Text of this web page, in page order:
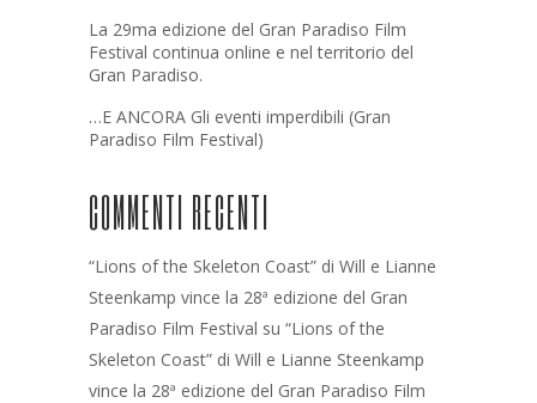
La 29ma edizione del Gran Paradiso Film
Festival continua online e nel territorio del
Gran Paradiso.
…E ANCORA Gli eventi imperdibili (Gran
Paradiso Film Festival)
COMMENTI RECENTI
“Lions of the Skeleton Coast” di Will e Lianne
Steenkamp vince la 28ª edizione del Gran
Paradiso Film Festival su “Lions of the
Skeleton Coast” di Will e Lianne Steenkamp
vince la 28ª edizione del Gran Paradiso Film